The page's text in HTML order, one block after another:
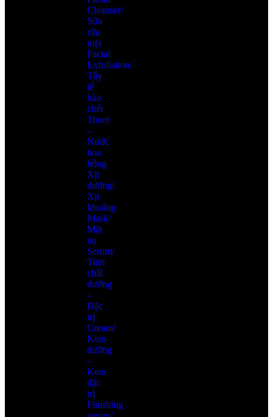
Cleanser/
Sữa
rửa
mặt
Facial
Exfoliation/
Tẩy
tế
bào
chết
Toner
–
Nước
hoa
hồng
Xịt
dưỡng/
Xịt
khoáng
Mask/
Mặt
nạ
Serum/
Tinh
chất
dưỡng
–
Đặc
trị
Cream/
Kem
dưỡng
–
Kem
đặc
trị
Finishing